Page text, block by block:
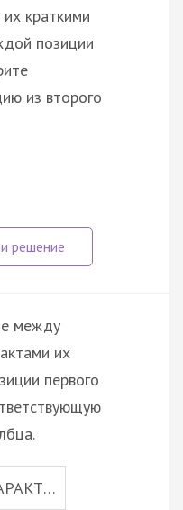
краткими
позиции
из второго
между
их
первого